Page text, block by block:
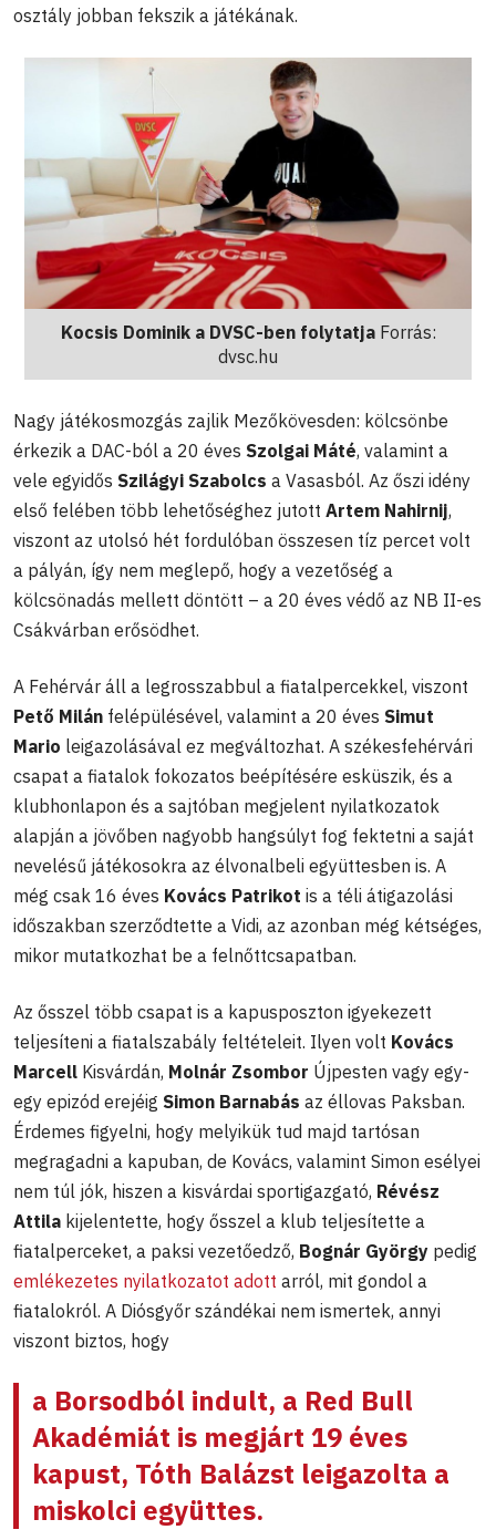
osztály jobban fekszik a játékának.
Kocsis Dominik a DVSC-ben folytatja Forrás:
dvsc.hu
Nagy játékosmozgás zajlik Mezőkövesden: kölcsönbe
érkezik a DAC-ból a 20 éves Szolgai Máté, valamint a
vele egyidős Szilágyi Szabolcs a Vasasból. Az őszi idény
első felében több lehetőséghez jutott Artem Nahirnij,
viszont az utolsó hét fordulóban összesen tíz percet volt
a pályán, így nem meglepő, hogy a vezetőség a
kölcsönadás mellett döntött – a 20 éves védő az NB II-es
Csákvárban erősödhet.
A Fehérvár áll a legrosszabbul a fiatalpercekkel, viszont
Pető Milán felépülésével, valamint a 20 éves Simut
Mario leigazolásával ez megváltozhat. A székesfehérvári
csapat a fiatalok fokozatos beépítésére esküszik, és a
klubhonlapon és a sajtóban megjelent nyilatkozatok
alapján a jövőben nagyobb hangsúlyt fog fektetni a saját
nevelésű játékosokra az élvonalbeli együttesben is. A
még csak 16 éves Kovács Patrikot is a téli átigazolási
időszakban szerződtette a Vidi, az azonban még kétséges,
mikor mutatkozhat be a felnőttcsapatban.
Az ősszel több csapat is a kapusposzton igyekezett
teljesíteni a fiatalszabály feltételeit. Ilyen volt Kovács
Marcell Kisvárdán, Molnár Zsombor Újpesten vagy egy-
egy epizód erejéig Simon Barnabás az éllovas Paksban.
Érdemes figyelni, hogy melyikük tud majd tartósan
megragadni a kapuban, de Kovács, valamint Simon esélyei
nem túl jók, hiszen a kisvárdai sportigazgató, Révész
Attila kijelentette, hogy ősszel a klub teljesítette a
fiatalperceket, a paksi vezetőedző, Bognár György pedig
emlékezetes nyilatkozatot adott arról, mit gondol a
fiatalokról. A Diósgyőr szándékai nem ismertek, annyi
viszont biztos, hogy
a Borsodból indult, a Red Bull
Akadémiát is megjárt 19 éves
kapust, Tóth Balázst leigazolta a
miskolci együttes.